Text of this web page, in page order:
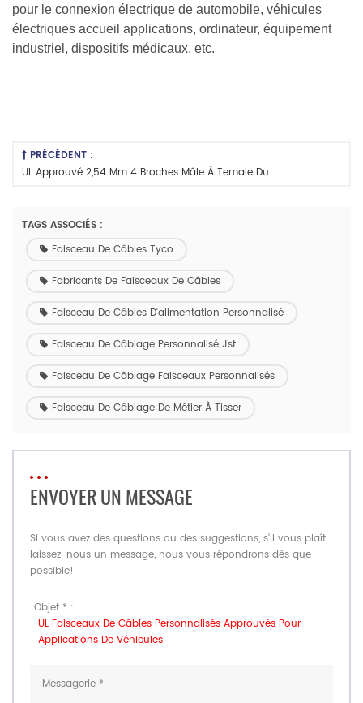
pour le connexion électrique de automobile, véhicules
électriques accueil applications, ordinateur, équipement
industriel, dispositifs médicaux, etc.
PRÉCÉDENT :
UL Approuvé 2,54 Mm 4 Broches Mâle À Temale Dupont Faisceau De Câbles
TAGS ASSOCIÉS :
Faisceau De Câbles Tyco
Fabricants De Faisceaux De Câbles
Faisceau De Câbles D'alimentation Personnalisé
Faisceau De Câblage Personnalisé Jst
Faisceau De Câblage Faisceaux Personnalisés
Faisceau De Câblage De Métier À Tisser
ENVOYER UN MESSAGE
Si vous avez des questions ou des suggestions, s'il vous plaît
laissez-nous un message, nous vous répondrons dès que
possible!
Objet * :
UL Faisceaux De Câbles Personnalisés Approuvés Pour
Applications De Véhicules